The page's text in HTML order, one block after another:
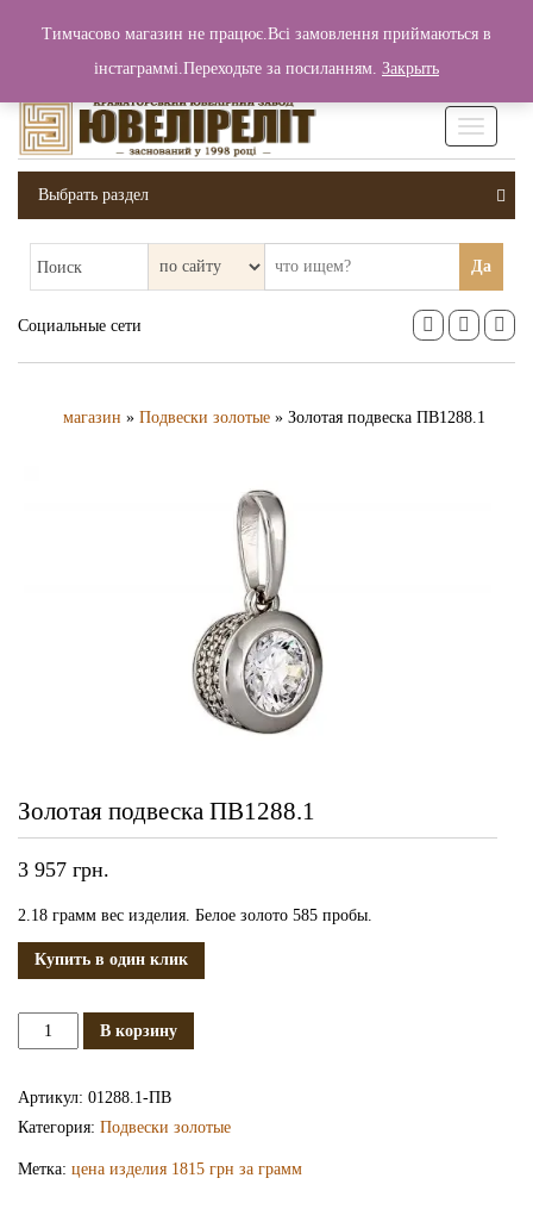
Вход / Регистрация 0 грн.
Выбрать раздел
Поиск Да
Социальные сети
магазин » Подвески золотые » Золотая подвеска ПВ1288.1
Золотая подвеска ПВ1288.1
3 957 грн.
2.18 грамм вес изделия. Белое золото 585 пробы.
Купить в один клик
КоличествоВ корзину
Артикул: 01288.1-ПВ
Категория: Подвески золотые
Метка: цена изделия 1815 грн за грамм
Тимчасово магазин не працює.Всі замовлення приймаються в
інстаграммі.Переходьте за посиланням. Закрыть